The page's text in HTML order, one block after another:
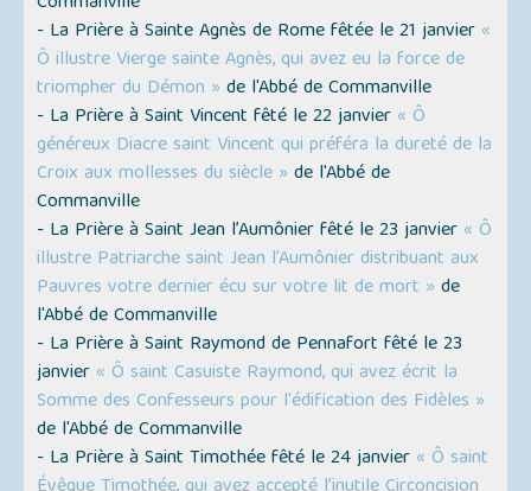
- La Prière à Sainte Agnès de Rome fêtée le 21 janvier «
Ô illustre Vierge sainte Agnès, qui avez eu la force de
triompher du Démon » de l'Abbé de Commanville
- La Prière à Saint Vincent fêté le 22 janvier « Ô
généreux Diacre saint Vincent qui préféra la dureté de la
Croix aux mollesses du siècle » de l'Abbé de
Commanville
- La Prière à Saint Jean l’Aumônier fêté le 23 janvier « Ô
illustre Patriarche saint Jean l’Aumônier distribuant aux
Pauvres votre dernier écu sur votre lit de mort » de
l'Abbé de Commanville
- La Prière à Saint Raymond de Pennafort fêté le 23
janvier « Ô saint Casuiste Raymond, qui avez écrit la
Somme des Confesseurs pour l'édification des Fidèles »
de l'Abbé de Commanville
- La Prière à Saint Timothée fêté le 24 janvier « Ô saint